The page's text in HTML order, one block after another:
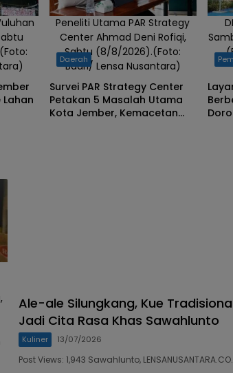
Peneliti Utama PAR Strategy
Center Ahmad Deni Rofiqi,
Sabtu (8/8/2026).(Foto:
Badri/ Lensa Nusantara)
Daerah
Survei PAR Strategy Center
Petakan 5 Masalah Utama
Kota Jember, Kemacetan
Ale-ale Silungkang, Kue
Jadi Cita Rasa Khas Sawahlunto
Kuliner 13/07/2026
Post Views: 1,943 Sawahlunto,